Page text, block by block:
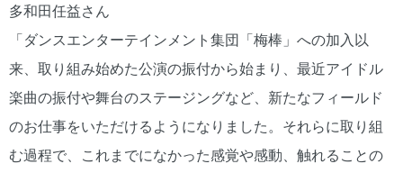
多和田任益さん
「ダンスエンターテインメント集団「梅棒」への加入以
来、取り組み始めた公演の振付から始まり、最近アイドル
楽曲の振付や舞台のステージングなど、新たなフィールド
のお仕事をいただけるようになりました。それらに取り組
む過程で、これまでになかった感覚や感動、触れることの